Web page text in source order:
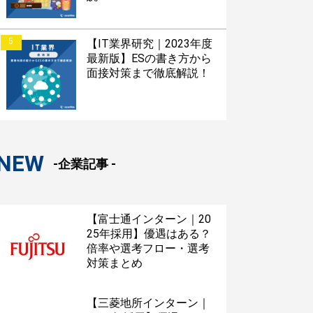
5
【IT業界研究｜2023年度
最新版】ESの書き方から
面接対策まで徹底解説！
-企業記事 -
【富士通インターン｜20
25年採用】優遇はある？
倍率や選考フロー・選考
対策まとめ
【三菱地所インターン｜